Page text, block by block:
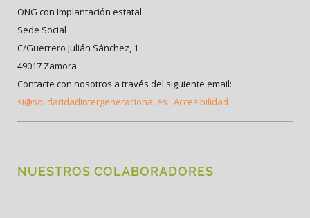
ONG con Implantación estatal.
Sede Social
C/Guerrero Julián Sánchez, 1
49017 Zamora
Contacte con nosotros a través del siguiente email:
si@solidaridadintergeneracional.es Accesibilidad
NUESTROS COLABORADORES